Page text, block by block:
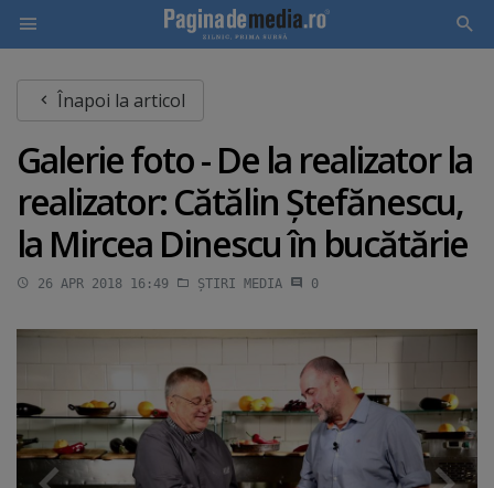
main
content
Înapoi la articol
Galerie foto - De la realizator la
realizator: Cătălin Ştefănescu,
la Mircea Dinescu în bucătărie
26 APR 2018 16:49 ȘTIRI MEDIA 0